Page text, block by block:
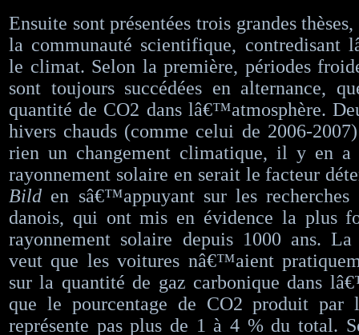
Ensuite sont présentées trois grandes
la communauté scientifique, contredisant
le climat. Selon la première, périodes
sont toujours succédées en alternance,
quantité de CO2 dans lâ€™atmosphère.
hivers chauds (comme celui de 2006-
rien un changement climatique, il y en a
rayonnement solaire en serait le facteur
Bild en sâ€™appuyant sur les recherches
danois, qui ont mis en évidence la plus
rayonnement solaire depuis 1000 ans.
veut que les voitures nâ€™aient
sur la quantité de gaz carbonique dans
que le pourcentage de CO2 produit par
représente pas plus de 1 à 4 % du total.